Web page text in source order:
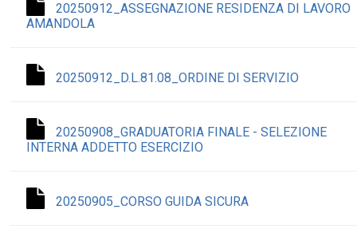
20250912_ASSEGNAZIONE RESIDENZA DI LAVORO
AMANDOLA
20250912_D.L.81.08_ORDINE DI SERVIZIO
20250908_GRADUATORIA FINALE - SELEZIONE
INTERNA ADDETTO ESERCIZIO
20250905_CORSO GUIDA SICURA